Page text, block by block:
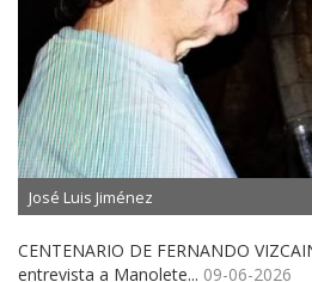
José Luis Jiménez
CENTENARIO DE FERNANDO
entrevista a Manolete... 09-06-2026